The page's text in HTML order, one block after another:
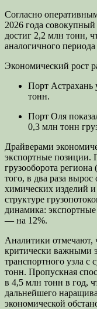
Согласно
2026 года
достиг 2,2 млн тонн,
аналогичного периода
Экономический рост
Порт Астрахань
тонн.
Порт Оля
0,3 млн тонн
Драйверами
экспортные позиции.
грузооборота
того, в два раза
химических изделий
структуре
динамика:
— на 12%.
Аналитики отмечают,
критически важными
транспортного узла
тонн. Пропускная
в 4,5 млн тонн в год,
дальнейшего
экономической